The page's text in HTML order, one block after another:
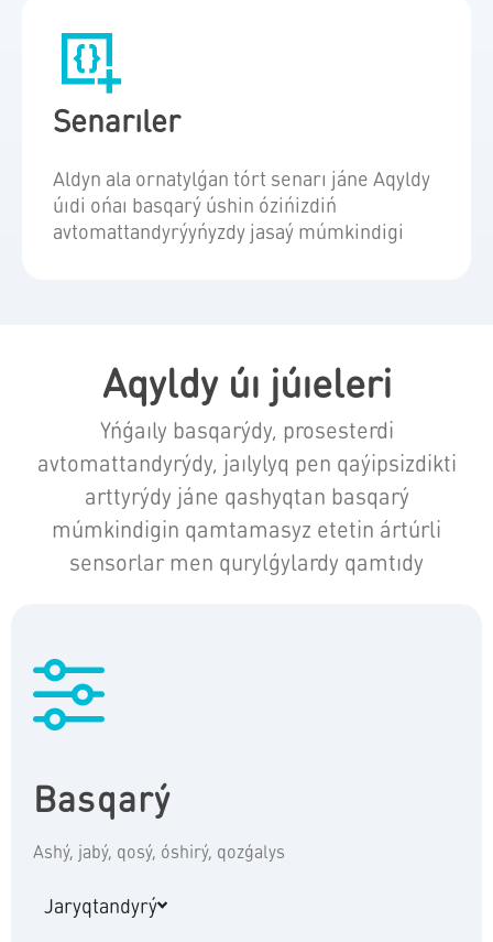
Senarıler
Aldyn ala ornatylǵan tórt senarı jáne Aqyldy
úıdi ońaı basqarý úshin ózińizdiń
avtomattandyrýyńyzdy jasaý múmkindigi
Aqyldy úı júıeleri
Yńǵaıly basqarýdy, prosesterdi
avtomattandyrýdy, jaılylyq pen qaýipsizdikti
arttyrýdy jáne qashyqtan basqarý
múmkindigin qamtamasyz etetin ártúrli
sensorlar men qurylǵylardy qamtıdy
Basqarý
Ashý, jabý, qosý, óshirý, qozǵalys
Jaryqtandyrý